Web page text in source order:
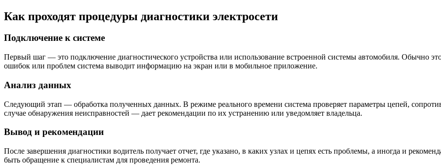
Как проходят процедуры диагностики электросети
Подключение к системе
Первый шаг — это подключение диагностического устройства или использование встроенной системы автомобиля. Обычно
ошибок или проблем система выводит информацию на экран или в мобильное приложение.
Анализ данных
Следующий этап — обработка полученных данных. В режиме реального времени система проверяет параметры цепей,
случае обнаружения неисправностей — дает рекомендации по их устранению или уведомляет владельца.
Вывод и рекомендации
После завершения диагностики водитель получает отчет, где указано, в каких узлах и цепях есть проблемы, а иногда и
быть обращение к специалистам для проведения ремонта.